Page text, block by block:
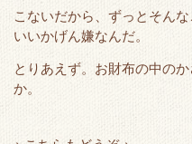
こないだから、ずっとそん
いいかげん嫌なんだ。
とりあえず。お財布の中の
か。